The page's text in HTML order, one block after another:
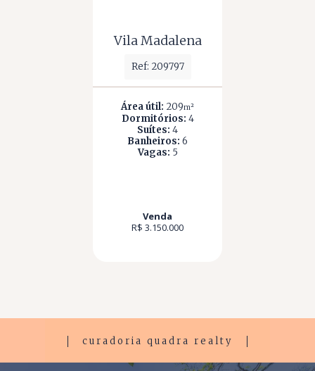
Vila Madalena
Ref: 209797
Área útil: 209m²
Dormitórios: 4
Suítes: 4
Banheiros: 6
Vagas: 5
Venda
R$ 3.150.000
curadoria quadra realty